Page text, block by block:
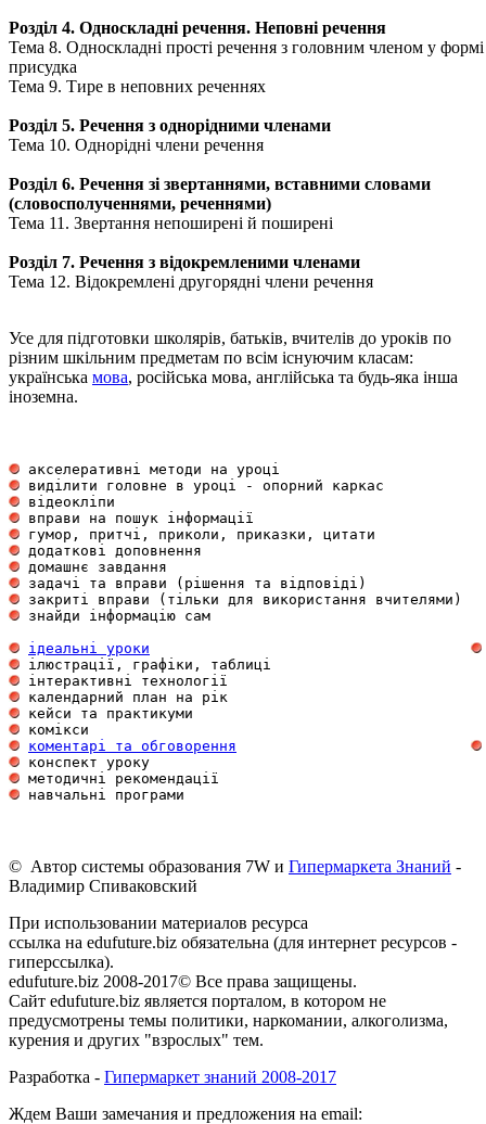
Розділ 4. Односкладні речення. Неповні речення
Тема 8. Односкладні прості речення з головним членом у формі
присудка
Тема 9. Тире в неповних реченнях
Розділ 5. Речення з однорідними членами
Тема 10. Однорідні члени речення
Розділ 6. Речення зі звертаннями, вставними словами
(словосполученнями, реченнями)
Тема 11. Звертання непоширені й поширені
Розділ 7. Речення з відокремленими членами
Тема 12. Відокремлені другорядні члени речення
Усе для підготовки школярів, батьків, вчителів до уроків по
різним шкільним предметам по всім існуючим класам:
українська мова, російська мова, англійська та будь-яка інша
іноземна.
акселеративні методи на
виділити головне в уроці - опорний
вправи на пошук
гумор, притчі, приколи, приказки,
додаткові
домашнє
задачі та вправи (рішення та
закриті вправи (тільки для використання
знайди інформацію
ідеальні уроки
ілюстрації, графіки,
інтерактивні
календарний план на
кейси та
коментарі та обговорення
конспект
методичні
навчальні
© Автор системы образования 7W и Гипермаркета Знаний -
Владимир Спиваковский
При использовании материалов ресурса
ссылка на edufuture.biz обязательна (для интернет ресурсов -
гиперссылка).
edufuture.biz 2008-2017© Все права защищены.
Сайт edufuture.biz является порталом, в котором не
предусмотрены темы политики, наркомании, алкоголизма,
курения и других "взрослых" тем.
Разработка - Гипермаркет знаний 2008-2017
Ждем Ваши замечания и предложения на email: